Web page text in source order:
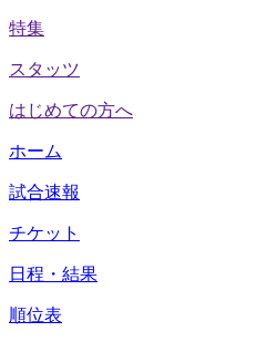
特集
スタッツ
はじめての方へ
ホーム
試合速報
チケット
日程・結果
順位表